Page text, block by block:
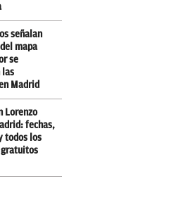
señalan
mapa
se
las
Madrid
Lorenzo
fechas,
todos los